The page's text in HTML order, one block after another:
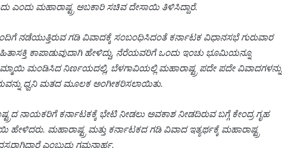
ಎಂದು ಮಹಾರಾಷ್ಟ್ರ ಅಬಕಾರಿ ಸಚಿವ ದೇಸಾಯಿ ತಿಳಿಸಿದ್ದಾರೆ.
ನಡೆಯುತ್ತಿರುವ ಗಡಿ ವಿವಾದಕ್ಕೆ ಸಂಬಂಧಿಸಿದಂತೆ ಕರ್ನಾಟಕ ವಿಧಾನಸಭೆ ಗುರುವಾರ
ಕಾಪಾಡುವುದಾಗಿ ಹೇಳಿದ್ದು, ನೆರೆಯವರಿಗೆ ಒಂದು ಇಂಚು ಭೂಮಿಯನ್ನೂ
ಮಂಡಿಸಿದ ನಿರ್ಣಯದಲ್ಲಿ, ಬೆಳಗಾವಿಯಲ್ಲಿ ಮಹಾರಾಷ್ಟ್ರ ಪದೇ ಪದೇ ವಿವಾದಗಳನ್ನು
ಧ್ವನಿ ಮತದ ಮೂಲಕ ಅಂಗೀಕರಿಸಲಾಯಿತು.
ನಾಯಕರಿಗೆ ಕರ್ನಾಟಕಕ್ಕೆ ಭೇಟಿ ನೀಡಲು ಅವಕಾಶ ನೀಡದಿರುವ ಬಗ್ಗೆ ಕೇಂದ್ರ ಗೃಹ
ಹೇಳಿದರು. ಮಹಾರಾಷ್ಟ್ರ ಮತ್ತು ಕರ್ನಾಟಕದ ಗಡಿ ವಿವಾದ ಇತ್ಯರ್ಥಕ್ಕೆ ಮಹಾರಾಷ್ಟ್ರ
ಎಂಬುದು ಗಮನಾರ್ಹ.